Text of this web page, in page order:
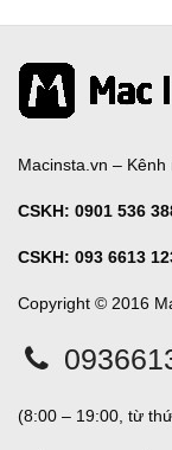
Macinsta.vn –
CSKH: 0901 536
CSKH: 093 6613
Copyright © 2016
(8:00 – 19:00, từ